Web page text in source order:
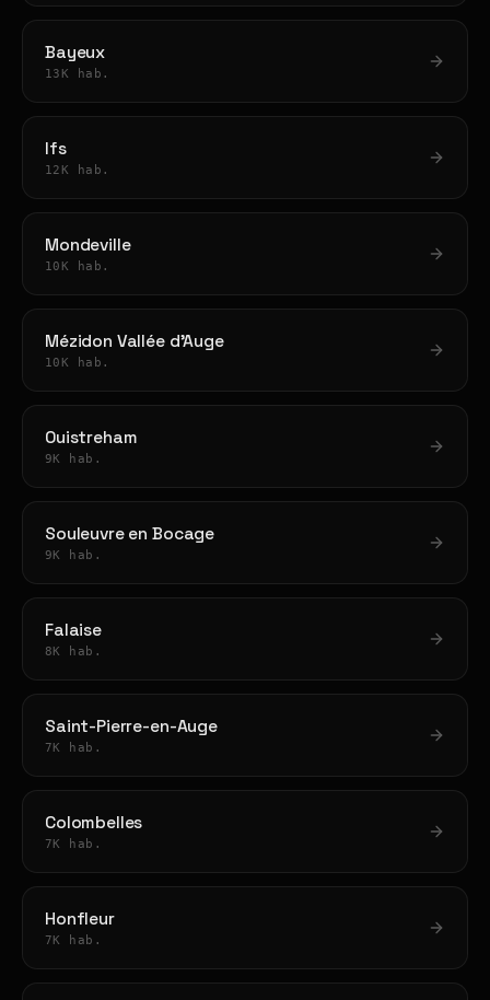
Bayeux
13K hab.
Ifs
12K hab.
Mondeville
10K hab.
Mézidon Vallée d'Auge
10K hab.
Ouistreham
9K hab.
Souleuvre en Bocage
9K hab.
Falaise
8K hab.
Saint-Pierre-en-Auge
7K hab.
Colombelles
7K hab.
Honfleur
7K hab.